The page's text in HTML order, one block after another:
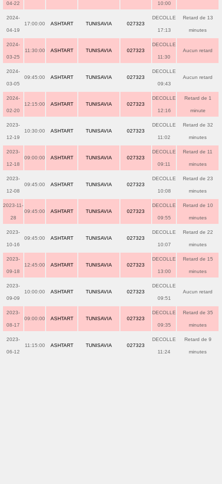
04-22 10:00
2024-
04-19
17:00:00 ASHTART TUNISAVIA 027323
DECOLLE
17:13
Retard de 13
minutes
2024-
03-25
11:30:00 ASHTART TUNISAVIA 027323
DECOLLE
11:30
Aucun retard
2024-
03-05
09:45:00 ASHTART TUNISAVIA 027323
DECOLLE
09:43
Aucun retard
2024-
02-20
12:15:00 ASHTART TUNISAVIA 027323
DECOLLE
12:16
Retard de 1
minute
2023-
12-19
10:30:00 ASHTART TUNISAVIA 027323
DECOLLE
11:02
Retard de 32
minutes
2023-
12-18
09:00:00 ASHTART TUNISAVIA 027323
DECOLLE
09:11
Retard de 11
minutes
2023-
12-08
09:45:00 ASHTART TUNISAVIA 027323
DECOLLE
10:08
Retard de 23
minutes
2023-11-
28
09:45:00 ASHTART TUNISAVIA 027323
DECOLLE
09:55
Retard de 10
minutes
2023-
10-16
09:45:00 ASHTART TUNISAVIA 027323
DECOLLE
10:07
Retard de 22
minutes
2023-
09-18
12:45:00 ASHTART TUNISAVIA 027323
DECOLLE
13:00
Retard de 15
minutes
2023-
09-09
10:00:00 ASHTART TUNISAVIA 027323
DECOLLE
09:51
Aucun retard
2023-
08-17
09:00:00 ASHTART TUNISAVIA 027323
DECOLLE
09:35
Retard de 35
minutes
2023-
06-12
11:15:00 ASHTART TUNISAVIA 027323
DECOLLE
11:24
Retard de 9
minutes